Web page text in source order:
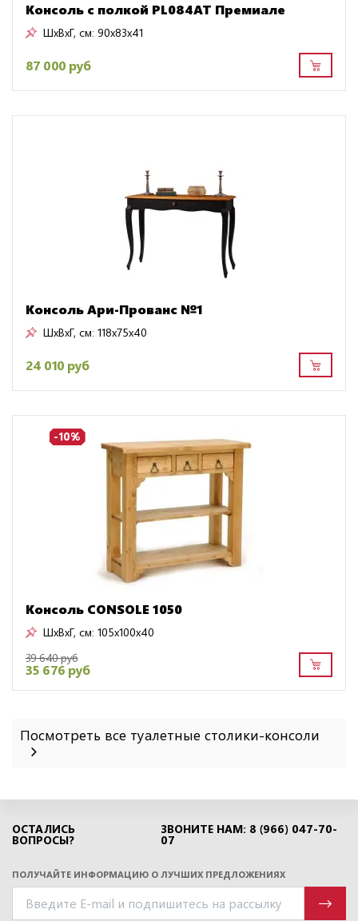
Консоль с полкой PL084AT Премиале
ШxВxГ, см: 90x83x41
87 000 руб
Консоль Ари-Прованс №1
ШxВxГ, см: 118x75x40
24 010 руб
-10%
Консоль CONSOLE 1050
ШxВxГ, см: 105x100x40
39 640 руб
35 676 руб
Посмотреть все туалетные столики-консоли
ОСТАЛИСЬ
ВОПРОСЫ?
ЗВОНИТЕ НАМ: 8 (966) 047-70-
07
ПОЛУЧАЙТЕ ИНФОРМАЦИЮ О ЛУЧШИХ ПРЕДЛОЖЕНИЯХ